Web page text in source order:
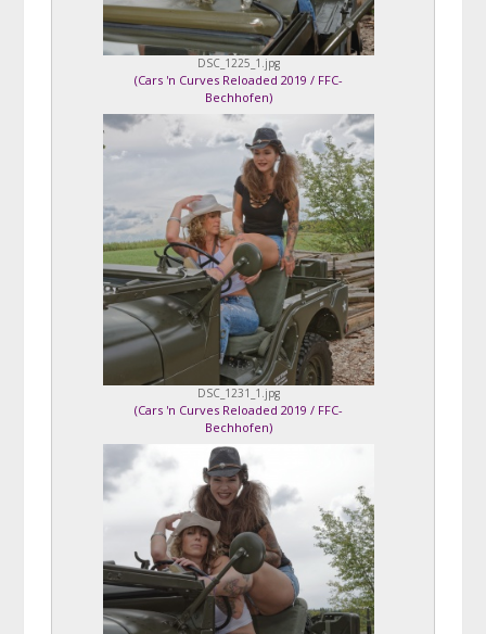
DSC_1225_1.jpg
(Cars 'n Curves Reloaded 2019 / FFC-
Bechhofen)
Aniko & Steffi
DSC_1231_1.jpg
(Cars 'n Curves Reloaded 2019 / FFC-
Bechhofen)
Aniko & Steffi